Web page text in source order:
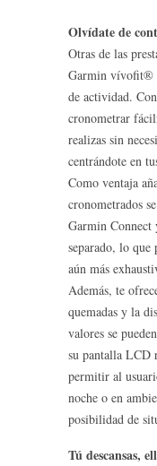
Olvídate de
Otras de las
Garmin vívofit®
de actividad.
cronometrar
realizas sin
centrándote en
Como ventaja
cronometrados
Garmin Connect
separado, lo
aún más
Además, te
quemadas y la
valores se
su pantalla LCD
permitir al
noche o en
posibilidad de
Tú descansas,